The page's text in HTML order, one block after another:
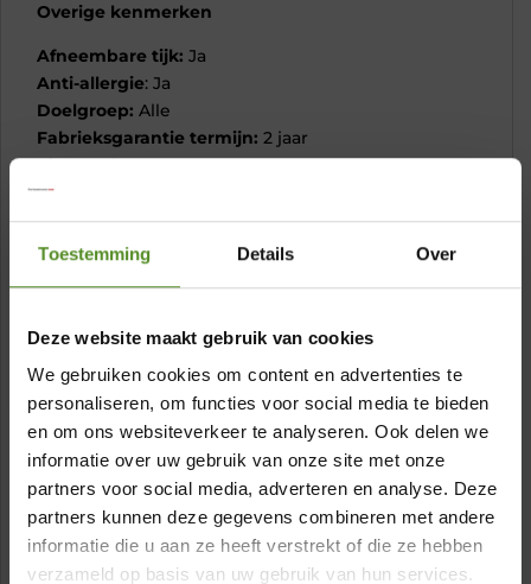
Toestemming Details Over
Deze website maakt gebruik van cookies
We gebruiken cookies om content en advertenties te
personaliseren, om functies voor social media te bieden
en om ons websiteverkeer te analyseren. Ook delen we
informatie over uw gebruik van onze site met onze
partners voor social media, adverteren en analyse. Deze
partners kunnen deze gegevens combineren met andere
informatie die u aan ze heeft verstrekt of die ze hebben
verzameld op basis van uw gebruik van hun services.
Overige kenmerken
Afneembare tijk: Ja
Anti-allergie: Ja
Doelgroep: Alle
Fabrieksgarantie termijn: 2 jaar
Kleur:Wit
Ligcomfort matras:
Maatvoering:Een of tweepersoons
Materiaal:Koudschuim HR 80
polyestervezel
Max. belastbaar gewicht:120 kg
Met split:Nee
Product gewicht:12 kg
Product hoogte:11 cm
Producttaal:Nederlands
Reparatie type:Carry-in
Taal garantiebewijs:Nederlands
Taal handleiding: Nederlands
×